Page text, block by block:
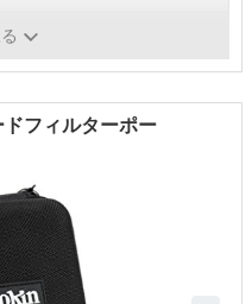
フィルターポー